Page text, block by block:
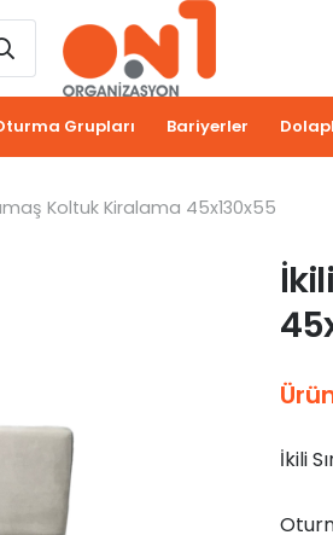
Grupları Bariyerler
Koltuk Kiralama 45x130x55
İkili